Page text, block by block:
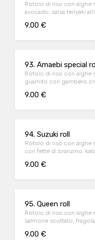
Rotolo di riso con alghe
avocado, salsa teriyaki
9.00 €
93. Amaebi special
Rotolo di riso con alghe
guarnito con gambero
9.00 €
94. Suzuki roll
Rotolo di riso con alghe
con fette di branzino,
9.00 €
95. Queen roll
Rotolo di riso con alghe
salmone scottato,
9.00 €